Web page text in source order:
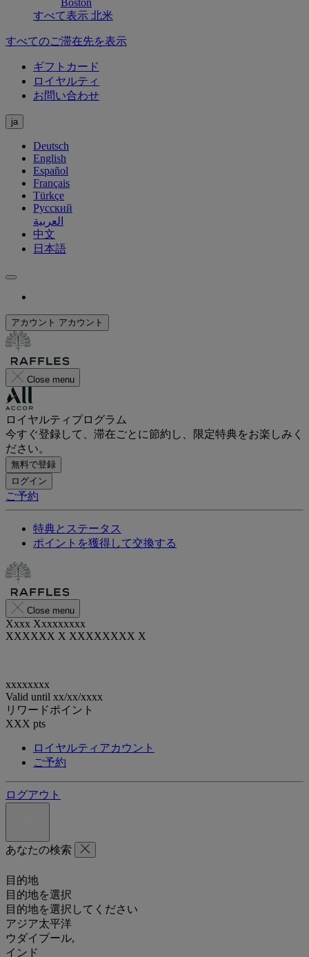
Boston
すべて表示 北米
すべてのご滞在先を表示
ギフトカード
ロイヤルティ
お問い合わせ
ja
Deutsch
English
Español
Français
Türkçe
Русский
العربية
中文
日本語
アカウント アカウント
Close menu
ロイヤルティプログラム
今すぐ登録して、滞在ごとに節約し、限定特典をお楽しみく
ださい。
無料で登録
ログイン
ご予約
特典とステータス
ポイントを獲得して交換する
Close menu
Xxxx Xxxxxxxxx
XXXXXX X XXXXXXXX X
xxxxxxxx
Valid until xx/xx/xxxx
リワードポイント
XXX pts
ロイヤルティアカウント
ご予約
ログアウト
あなたの検索
目的地
目的地を選択
目的地を選択してください
アジア太平洋
ウダイプール,
インド